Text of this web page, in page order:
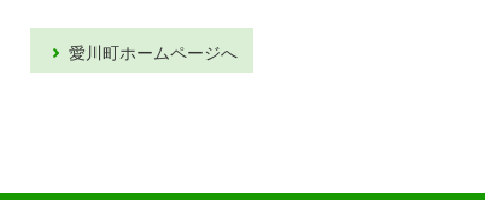
愛川町ホームページへ